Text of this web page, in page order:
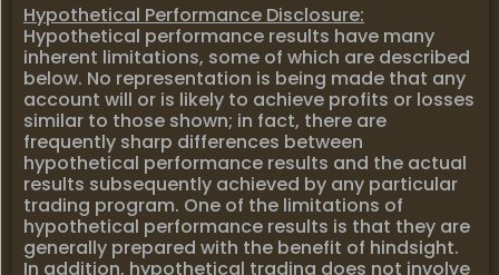
Hypothetical Performance Disclosure:
Hypothetical performance results have many
inherent limitations, some of which are described
below. No representation is being made that any
account will or is likely to achieve profits or losses
similar to those shown; in fact, there are
frequently sharp differences between
hypothetical performance results and the actual
results subsequently achieved by any particular
trading program. One of the limitations of
hypothetical performance results is that they are
generally prepared with the benefit of hindsight.
In addition, hypothetical trading does not involve